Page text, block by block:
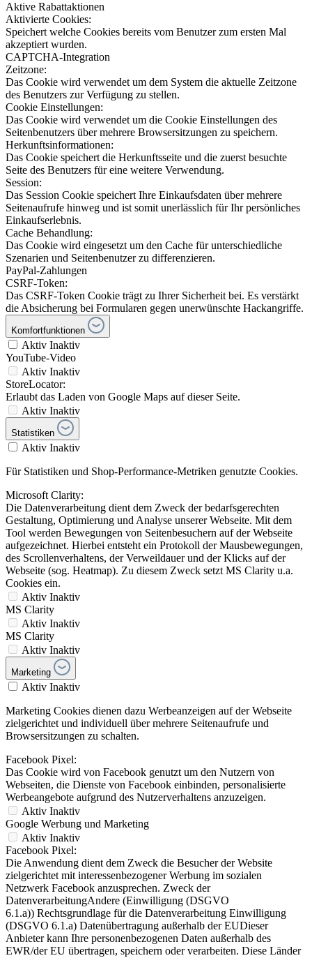
Aktive Rabattaktionen
Aktivierte Cookies:
Speichert welche Cookies bereits vom Benutzer zum ersten Mal
akzeptiert wurden.
CAPTCHA-Integration
Zeitzone:
Das Cookie wird verwendet um dem System die aktuelle Zeitzone
des Benutzers zur Verfügung zu stellen.
Cookie Einstellungen:
Das Cookie wird verwendet um die Cookie Einstellungen des
Seitenbenutzers über mehrere Browsersitzungen zu speichern.
Herkunftsinformationen:
Das Cookie speichert die Herkunftsseite und die zuerst besuchte
Seite des Benutzers für eine weitere Verwendung.
Session:
Das Session Cookie speichert Ihre Einkaufsdaten über mehrere
Seitenaufrufe hinweg und ist somit unerlässlich für Ihr persönliches
Einkaufserlebnis.
Cache Behandlung:
Das Cookie wird eingesetzt um den Cache für unterschiedliche
Szenarien und Seitenbenutzer zu differenzieren.
PayPal-Zahlungen
CSRF-Token:
Das CSRF-Token Cookie trägt zu Ihrer Sicherheit bei. Es verstärkt
die Absicherung bei Formularen gegen unerwünschte Hackangriffe.
Komfortfunktionen
Aktiv Inaktiv
YouTube-Video
Aktiv Inaktiv
StoreLocator:
Erlaubt das Laden von Google Maps auf dieser Seite.
Aktiv Inaktiv
Statistiken
Aktiv Inaktiv
Für Statistiken und Shop-Performance-Metriken genutzte Cookies.
Microsoft Clarity:
Die Datenverarbeitung dient dem Zweck der bedarfsgerechten
Gestaltung, Optimierung und Analyse unserer Webseite. Mit dem
Tool werden Bewegungen von Seitenbesuchern auf der Webseite
aufgezeichnet. Hierbei entsteht ein Protokoll der Mausbewegungen,
des Scrollenverhaltens, der Verweildauer und der Klicks auf der
Webseite (sog. Heatmap). Zu diesem Zweck setzt MS Clarity u.a.
Cookies ein.
Aktiv Inaktiv
MS Clarity
Aktiv Inaktiv
MS Clarity
Aktiv Inaktiv
Marketing
Aktiv Inaktiv
Marketing Cookies dienen dazu Werbeanzeigen auf der Webseite
zielgerichtet und individuell über mehrere Seitenaufrufe und
Browsersitzungen zu schalten.
Facebook Pixel:
Das Cookie wird von Facebook genutzt um den Nutzern von
Webseiten, die Dienste von Facebook einbinden, personalisierte
Werbeangebote aufgrund des Nutzerverhaltens anzuzeigen.
Aktiv Inaktiv
Google Werbung und Marketing
Aktiv Inaktiv
Facebook Pixel:
Die Anwendung dient dem Zweck die Besucher der Website
zielgerichtet mit interessenbezogener Werbung im sozialen
Netzwerk Facebook anzusprechen. Zweck der
DatenverarbeitungAndere (Einwilligung (DSGVO
6.1.a)) Rechtsgrundlage für die Datenverarbeitung Einwilligung
(DSGVO 6.1.a) Datenübertragung außerhalb der EUDieser
Anbieter kann Ihre personenbezogenen Daten außerhalb des
EWR/der EU übertragen, speichern oder verarbeiten. Diese Länder